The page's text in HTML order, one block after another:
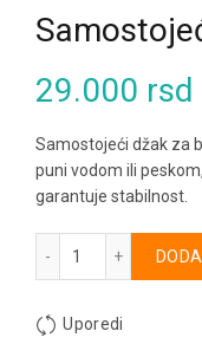
29.000 rsd
Samostojeći džak za
puni vodom ili
garantuje stabilnost.
Samostojeći
Alternative:
Uporedi